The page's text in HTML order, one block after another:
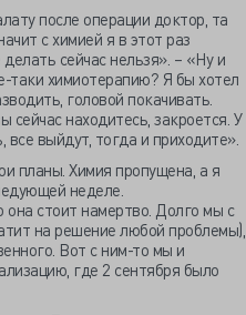
после операции доктор, та
с химией я в этот раз
сейчас нельзя». – «Ну и
таки химиотерапию? Я бы хотел
головой покачивать.
находитесь, закроется. У
выйдут, тогда и приходите».
планы. Химия пропущена, а я
неделе.
она стоит намертво. Долго мы с
на решение любой проблемы),
Вот с ним-то мы и
где 2 сентября было